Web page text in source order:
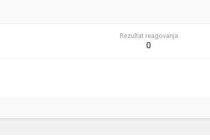
Rezultat reagovanja
0